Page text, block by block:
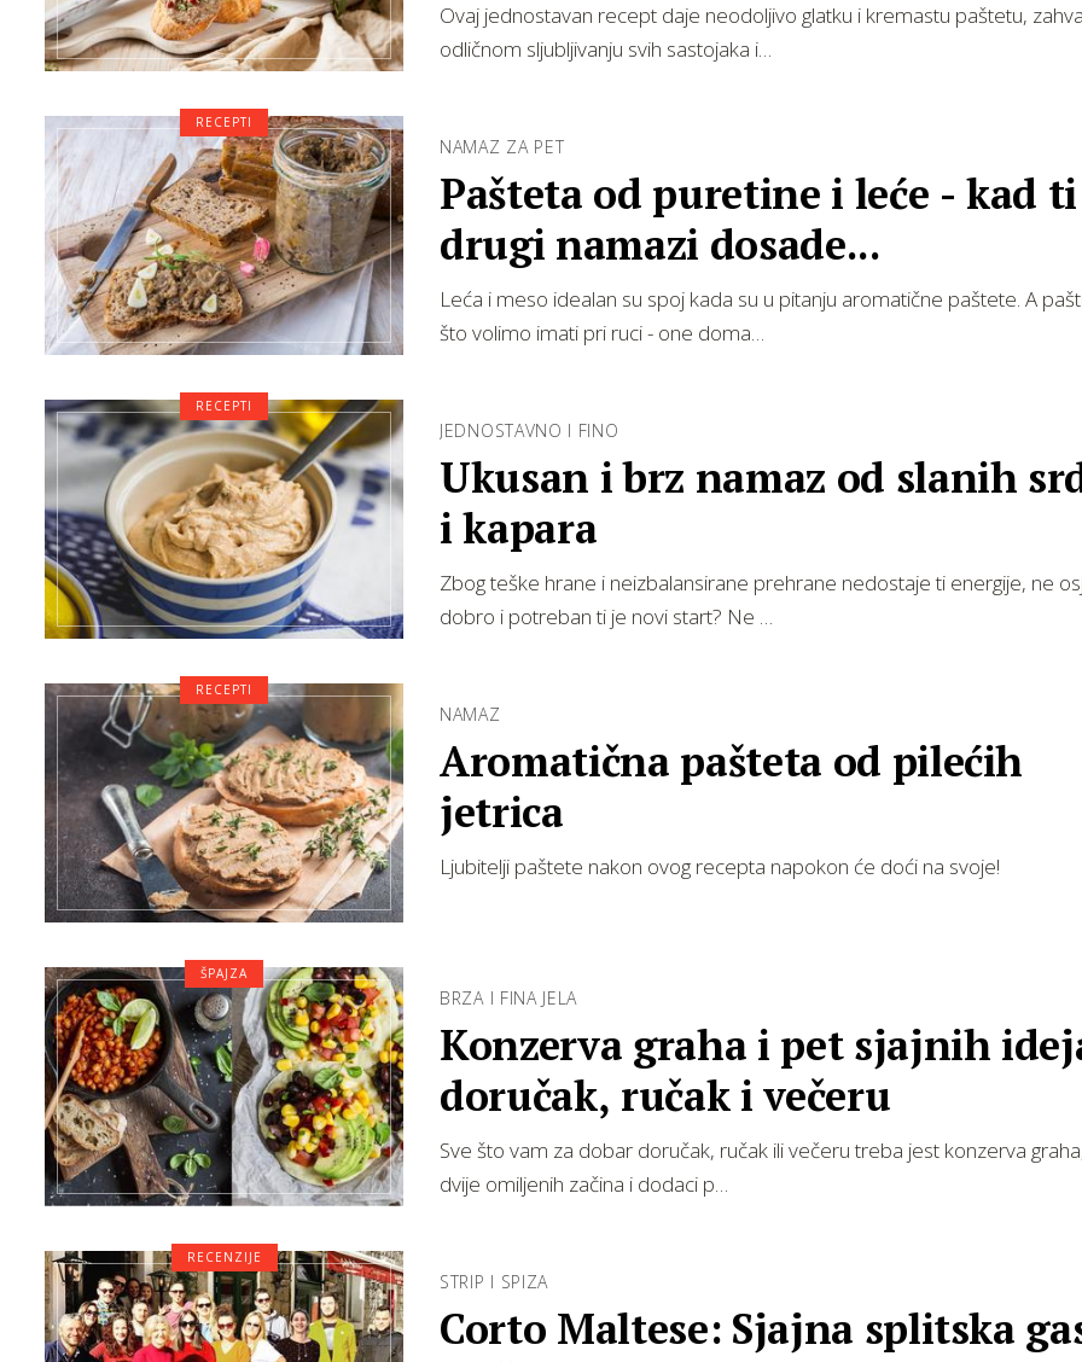
Ovaj jednostavan recept daje neodoljivo glatku i kremastu paštetu,
odličnom sljubljivanju svih sastojaka i…
NAMAZ ZA PET
Pašteta od puretine i leće - kad
drugi namazi dosade...
Leća i meso idealan su spoj kada su u pitanju aromatične paštete. A
što volimo imati pri ruci - one doma…
RECEPTI
JEDNOSTAVNO I FINO
Ukusan i brz namaz od slanih
i kapara
Zbog teške hrane i neizbalansirane prehrane nedostaje ti energije, ne
dobro i potreban ti je novi start? Ne …
RECEPTI
NAMAZ
Aromatična pašteta od pilećih
jetrica
Ljubitelji paštete nakon ovog recepta napokon će doći na svoje!
RECEPTI
BRZA I FINA JELA
Konzerva graha i pet sjajnih
doručak, ručak i večeru
Sve što vam za dobar doručak, ručak ili večeru treba jest konzerva
dvije omiljenih začina i dodaci p…
ŠPAJZA
STRIP I SPIZA
Corto Maltese: Sjajna splitska
RECENZIJE